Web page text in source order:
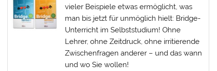
vieler Beispiele etwas ermöglicht, was
man bis jetzt für unmöglich hielt: Bridge-
Unterricht im Selbststudium! Ohne
Lehrer, ohne Zeitdruck, ohne irritierende
Zwischenfragen anderer – und das wann
und wo Sie wollen!